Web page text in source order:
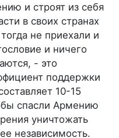
и строят из себя
в своих странах
не приехали и
и ничего
- это
поддержки
10-15
спасли Армению
уничтожать
независимость.